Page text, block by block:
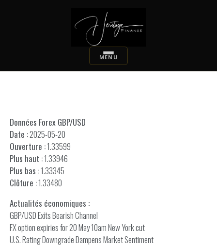
Données Forex GBP/USD
Date :2025-05-20
Ouverture :1.33599
Plus haut :1.33946
Plus bas :1.33345
Clôture :1.33480
Actualités économiques :
GBP/USD Exits Bearish Channel
FX option expiries for 20 May 10am New York cut
U.S. Rating Downgrade Dampens Market Sentiment